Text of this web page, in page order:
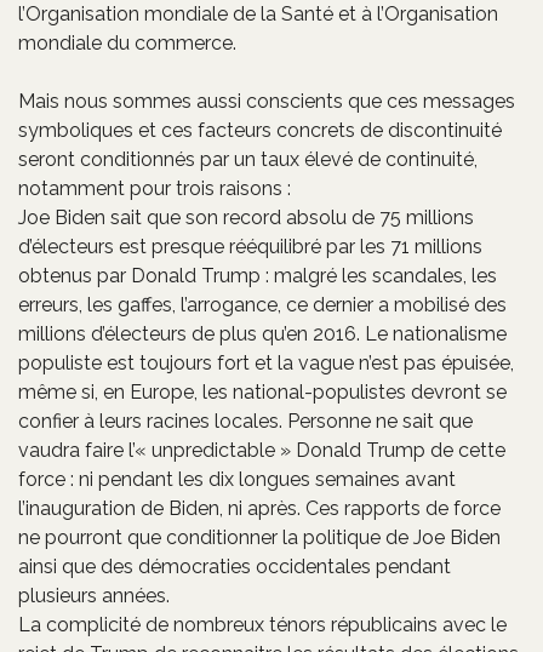
l’Organisation mondiale de la Santé et à l’Organisation
mondiale du commerce.
Mais nous sommes aussi conscients que ces messages
symboliques et ces facteurs concrets de discontinuité
seront conditionnés par un taux élevé de continuité,
notamment pour trois raisons :
Joe Biden sait que son record absolu de 75 millions
d’électeurs est presque rééquilibré par les 71 millions
obtenus par Donald Trump : malgré les scandales, les
erreurs, les gaffes, l’arrogance, ce dernier a mobilisé des
millions d’électeurs de plus qu’en 2016. Le nationalisme
populiste est toujours fort et la vague n’est pas épuisée,
même si, en Europe, les national-populistes devront se
confier à leurs racines locales. Personne ne sait que
vaudra faire l’« unpredictable » Donald Trump de cette
force : ni pendant les dix longues semaines avant
l’inauguration de Biden, ni après. Ces rapports de force
ne pourront que conditionner la politique de Joe Biden
ainsi que des démocraties occidentales pendant
plusieurs années.
La complicité de nombreux ténors républicains avec le